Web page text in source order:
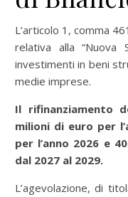
L’articolo 1, comma
relativa alla “Nuova
investimenti in beni
medie imprese.
Il rifinanziamento
milioni di euro per
per l’anno 2026 e
dal 2027 al 2029.
L’agevolazione, di